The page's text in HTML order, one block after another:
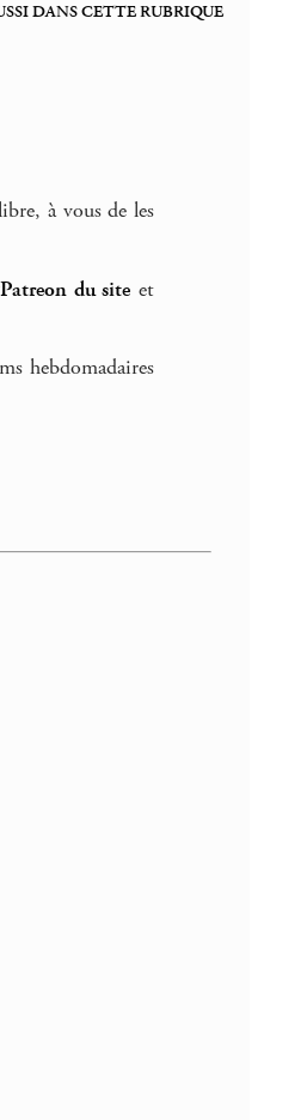
DANS CETTE RUBRIQUE
à vous de les
du site et
hebdomadaires